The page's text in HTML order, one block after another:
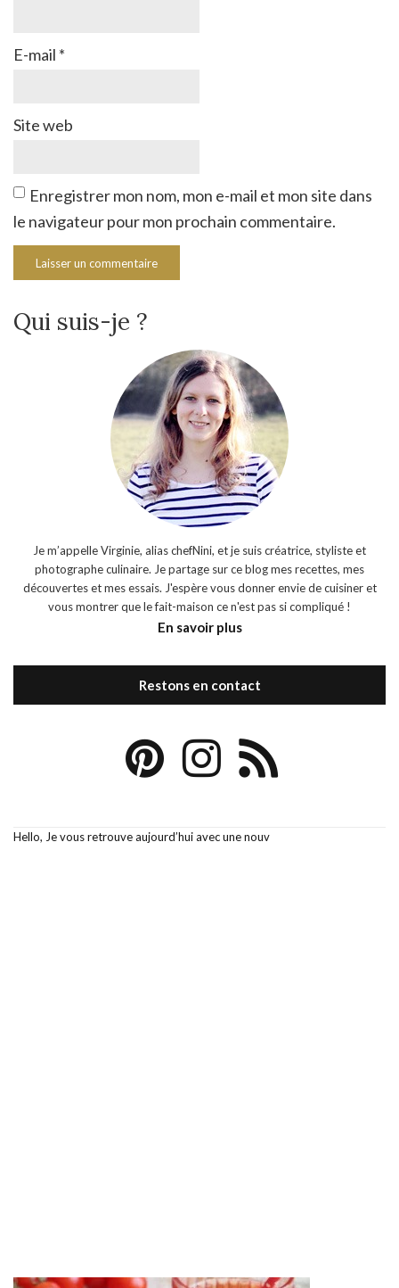
E-mail *
Site web
Enregistrer mon nom, mon e-mail et mon site dans
le navigateur pour mon prochain commentaire.
Qui suis-je ?
Je m’appelle Virginie, alias chefNini, et je suis créatrice, styliste et
photographe culinaire. Je partage sur ce blog mes recettes, mes
découvertes et mes essais. J'espère vous donner envie de cuisiner et
vous montrer que le fait-maison ce n'est pas si compliqué !
En savoir plus
Restons en contact
Hello, Je vous retrouve aujourd’hui avec une nouv